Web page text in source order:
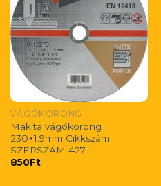
VÁGÓKORONG
Makita vágókorong
230×1.9mm Cikkszám:
SZERSZÁM 427
850Ft